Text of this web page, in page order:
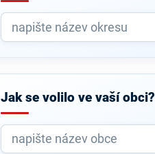
Jak se volilo ve vaší obci?